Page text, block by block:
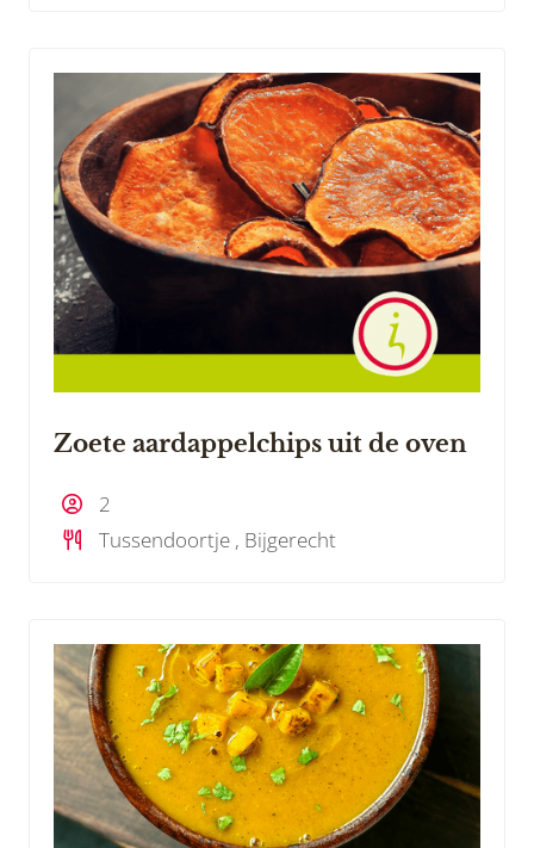
Zoete aardappelchips uit de oven
2
Tussendoortje , Bijgerecht